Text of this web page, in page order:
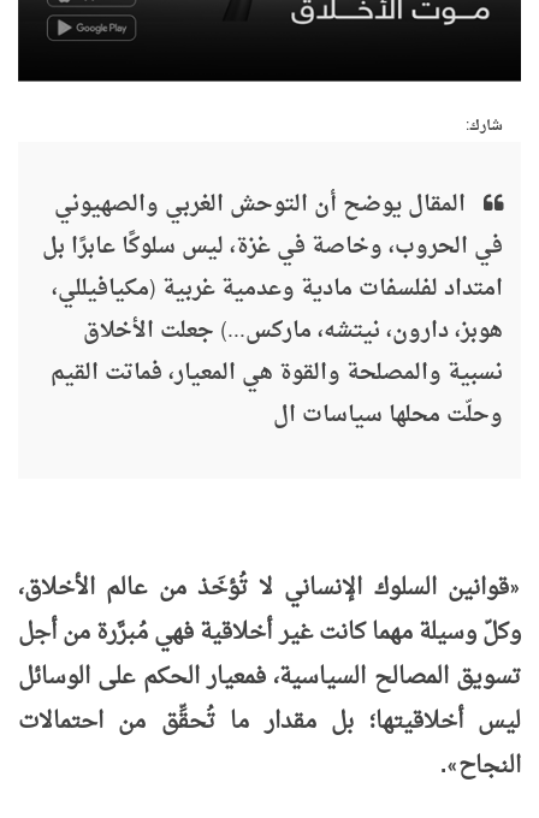
شارك:
المقال يوضح أن التوحش الغربي والصهيوني
في الحروب، وخاصة في غزة، ليس سلوكًا عابرًا بل
امتداد لفلسفات مادية وعدمية غربية (مكيافيللي،
هوبز، دارون، نيتشه، ماركس...) جعلت الأخلاق
نسبية والمصلحة والقوة هي المعيار، فماتت القيم
وحلّت محلها سياسات ال
«قوانين السلوك الإنساني لا تُؤخَذ من عالم الأخلاق،
وكلّ وسيلة مهما كانت غير أخلاقية فهي مُبرَّرة من أجل
تسويق المصالح السياسية، فمعيار الحكم على الوسائل
ليس أخلاقيتها؛ بل مقدار ما تُحقِّق من احتمالات
النجاح»
.